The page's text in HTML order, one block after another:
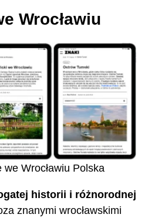
Wrocławiu
Wrocławiu Polska
historii i różnorodnej
znanymi wrocławskimi